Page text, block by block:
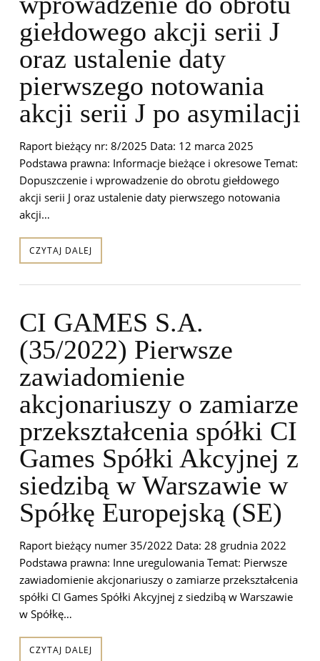
giełdowego akcji serii J
oraz ustalenie daty
pierwszego notowania
akcji serii J po asymilacji
Raport bieżący nr: 8/2025 Data: 12 marca 2025
Podstawa prawna: Informacje bieżące i okresowe Temat:
Dopuszczenie i wprowadzenie do obrotu giełdowego
akcji serii J oraz ustalenie daty pierwszego notowania
akcji…
CZYTAJ DALEJ
CI GAMES S.A.
(35/2022) Pierwsze
zawiadomienie
akcjonariuszy o zamiarze
przekształcenia spółki CI
Games Spółki Akcyjnej z
siedzibą w Warszawie w
Spółkę Europejską (SE)
Raport bieżący numer 35/2022 Data: 28 grudnia 2022
Podstawa prawna: Inne uregulowania Temat: Pierwsze
zawiadomienie akcjonariuszy o zamiarze przekształcenia
spółki CI Games Spółki Akcyjnej z siedzibą w Warszawie
w Spółkę…
CZYTAJ DALEJ